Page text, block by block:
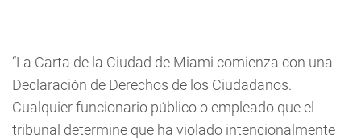
“La Carta de la Ciudad de Miami comienza con una
Declaración de Derechos de los Ciudadanos.
Cualquier funcionario público o empleado que el
tribunal determine que ha violado intencionalmente